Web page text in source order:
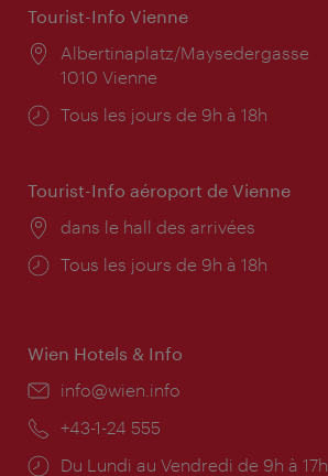
Tourist-Info Vienne
Lieu:
Albertinaplatz/Maysedergasse
1010 Vienne
Horaires
Tous les jours de 9h à 18h
Tourist-Info aéroport de Vienne
Lieu:
dans le hall des arrivées
Horaires
Tous les jours de 9h à 18h
Wien Hotels & Info
E-
info@wien.info
Téléphone:
+43-1-24 555
Horaires
Du Lundi au Vendredi de 9h à 17h